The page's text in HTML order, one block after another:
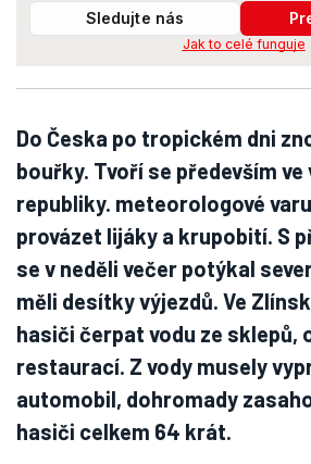
Sledujte nás
Jak to celé funguje
Do Česka po tropickém dni
bouřky. Tvoří se především
republiky. meteorologové
provázet lijáky a krupobití. S
se v neděli večer potýkal
měli desítky výjezdů. Ve
hasiči čerpat vodu ze sklepů,
restaurací. Z vody musely
automobil, dohromady
hasiči celkem 64 krát.